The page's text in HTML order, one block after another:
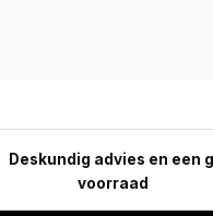
Deskundig advies en een
voorraad